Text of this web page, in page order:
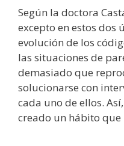
Según la doctora
excepto en estos dos
evolución de los
las situaciones de
demasiado que
solucionarse con
cada uno de ellos.
creado un hábito que